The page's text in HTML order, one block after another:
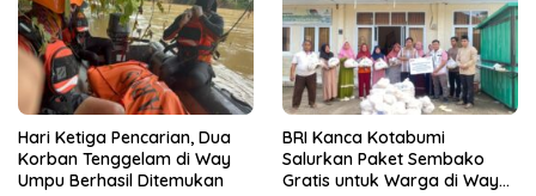
Hari Ketiga Pencarian, Dua
Korban Tenggelam di Way
Umpu Berhasil Ditemukan
BRI Kanca Kotabumi
Salurkan Paket Sembako
Gratis untuk Warga di Way